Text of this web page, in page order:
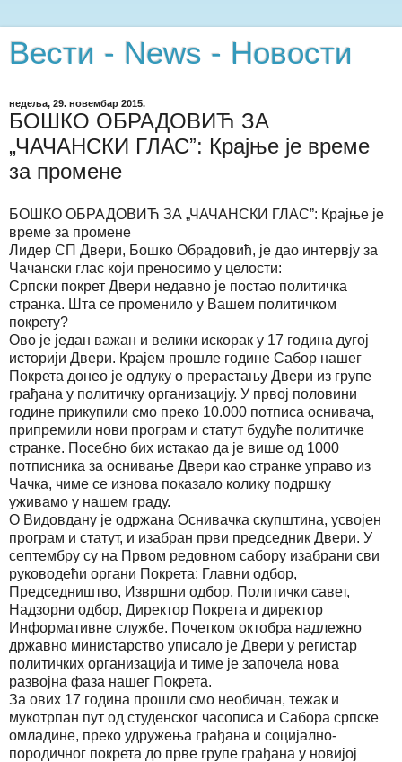
Вести - News - Новости
недеља, 29. новембар 2015.
БОШКО ОБРАДОВИЋ ЗА
„ЧАЧАНСКИ ГЛАСˮ: Крајње је време
за промене
БОШКО ОБРАДОВИЋ ЗА „ЧАЧАНСКИ ГЛАСˮ: Крајње је
време за промене
Лидер СП Двери, Бошко Обрадовић, је дао интервју за
Чачански глас који преносимо у целости:
Српски покрет Двери недавно је постао политичка
странка. Шта се променило у Вашем политичком
покрету?
Ово је један важан и велики искорак у 17 година дугој
историји Двери. Крајем прошле године Сабор нашег
Покрета донео је одлуку о прерастању Двери из групе
грађана у политичку организацију. У првој половини
године прикупили смо преко 10.000 потписа оснивача,
припремили нови програм и статут будуће политичке
странке. Посебно бих истакао да је више од 1000
потписника за оснивање Двери као странке управо из
Чачка, чиме се изнова показало колику подршку
уживамо у нашем граду.
О Видовдану је одржана Оснивачка скупштина, усвојен
програм и статут, и изабран први председник Двери. У
септембру су на Првом редовном сабору изабрани сви
руководећи органи Покрета: Главни одбор,
Председништво, Извршни одбор, Политички савет,
Надзорни одбор, Директор Покрета и директор
Информативне службе. Почетком октобра надлежно
државно министарство уписало је Двери у регистар
политичких организација и тиме је започела нова
развојна фаза нашег Покрета.
За ових 17 година прошли смо необичан, тежак и
мукотрпан пут од студенског часописа и Сабора српске
омладине, преко удружења грађана и социјално-
породичног покрета до прве групе грађана у новијој